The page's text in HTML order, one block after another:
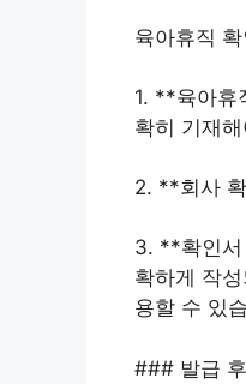
육아휴직
1. **육아휴
확히 기재
2. **회사
3. **확인서
확하게 작
용할 수 있
### 발급